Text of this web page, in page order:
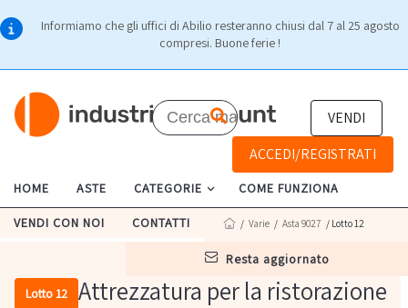
Informiamo che gli uffici di Abilio resteranno chiusi dal 7 al 25 agosto
compresi. Buone ferie !
VENDI
ACCEDI/REGISTRATI
HOME ASTE CATEGORIE COME FUNZIONA
VENDI CON NOI CONTATTI
resta aggiornato
/ Varie / Asta 9027 / Lotto 12
Lotto 12 Attrezzatura per la ristorazione